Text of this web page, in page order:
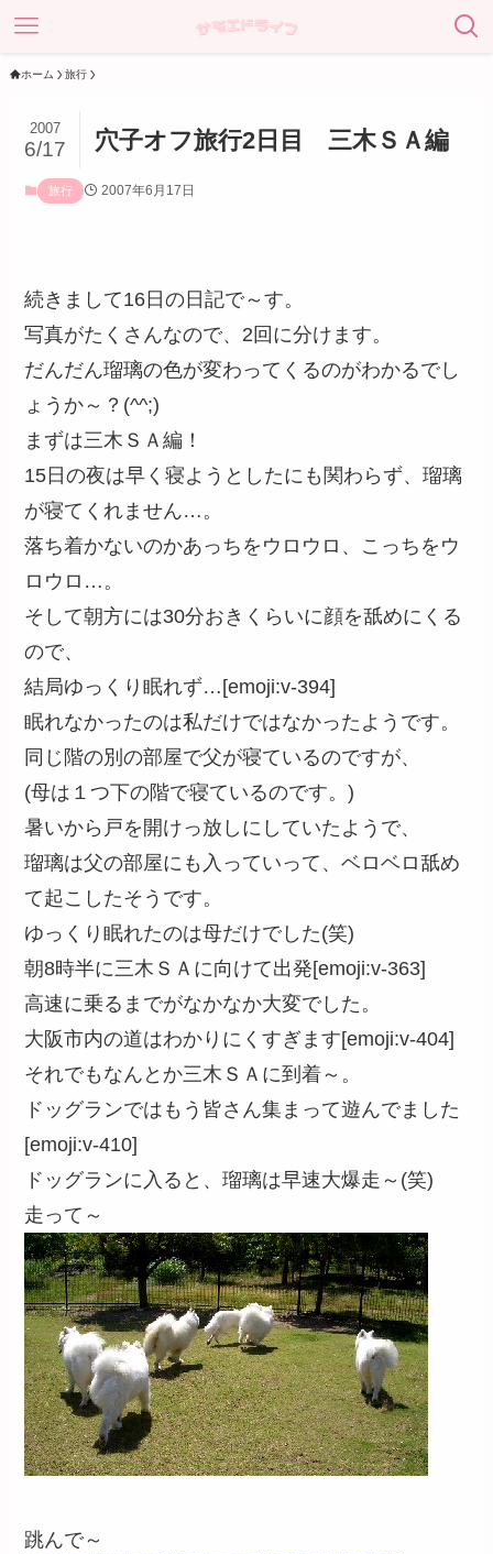
ホーム 旅行
穴子オフ旅行2日目 三木ＳＡ編
2007
6/17
旅行 2007年6月17日
続きまして16日の日記で～す。
写真がたくさんなので、2回に分けます。
だんだん瑠璃の色が変わってくるのがわかるでし
ょうか～？(^^;)
まずは三木ＳＡ編！
15日の夜は早く寝ようとしたにも関わらず、瑠璃
が寝てくれません…。
落ち着かないのかあっちをウロウロ、こっちをウ
ロウロ…。
そして朝方には30分おきくらいに顔を舐めにくる
ので、
結局ゆっくり眠れず…[emoji:v-394]
眠れなかったのは私だけではなかったようです。
同じ階の別の部屋で父が寝ているのですが、
(母は１つ下の階で寝ているのです。)
暑いから戸を開けっ放しにしていたようで、
瑠璃は父の部屋にも入っていって、ベロベロ舐め
て起こしたそうです。
ゆっくり眠れたのは母だけでした(笑)
朝8時半に三木ＳＡに向けて出発[emoji:v-363]
高速に乗るまでがなかなか大変でした。
大阪市内の道はわかりにくすぎます[emoji:v-404]
それでもなんとか三木ＳＡに到着～。
ドッグランではもう皆さん集まって遊んでました
[emoji:v-410]
ドッグランに入ると、瑠璃は早速大爆走～(笑)
走って～
跳んで～